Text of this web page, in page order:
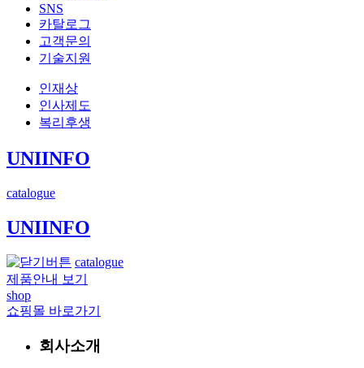
SNS
카탈로그
고객문의
기술지원
인재상
인사제도
복리후생
UNIINFO
catalogue
UNIINFO
catalogue
제품안내 보기
shop
쇼핑몰 바로가기
회사소개